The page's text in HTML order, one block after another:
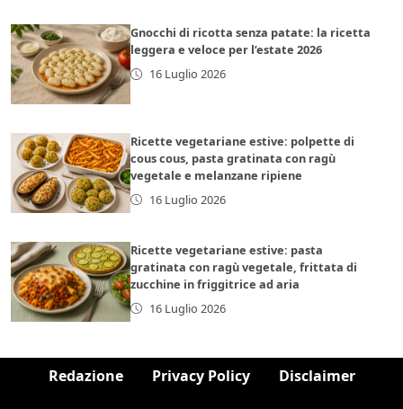
Gnocchi di ricotta senza patate: la ricetta
leggera e veloce per l’estate 2026
16 Luglio 2026
Ricette vegetariane estive: polpette di
cous cous, pasta gratinata con ragù
vegetale e melanzane ripiene
16 Luglio 2026
Ricette vegetariane estive: pasta
gratinata con ragù vegetale, frittata di
zucchine in friggitrice ad aria
16 Luglio 2026
Redazione Privacy Policy Disclaimer